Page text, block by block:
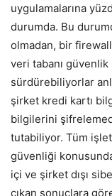
uygulamalarına
durumda. Bu
olmadan, bir
veri tabanı güvenlik
sürdürebiliyorlar
şirket kredi kartı
bilgilerini
tutabiliyor. Tüm
güvenliği
içi ve şirket dışı
çıkan sonuçlara